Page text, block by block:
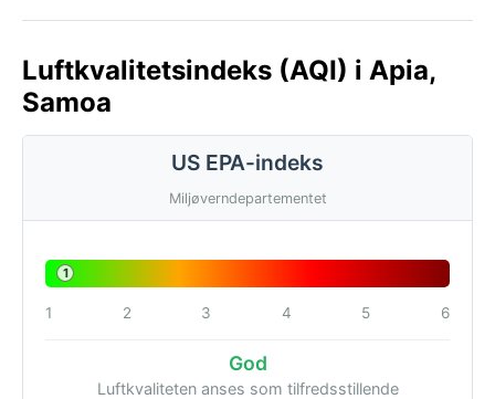
Luftkvalitetsindeks (AQI) i Apia,
Samoa
US EPA-indeks
Miljøverndepartementet
1
1 2 3 4 5 6
God
Luftkvaliteten anses som tilfredsstillende